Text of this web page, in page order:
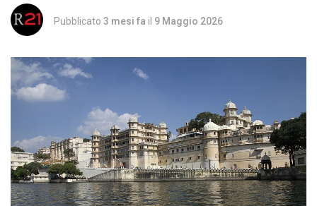
Pubblicato 3 mesi fa il 9 Maggio 2026